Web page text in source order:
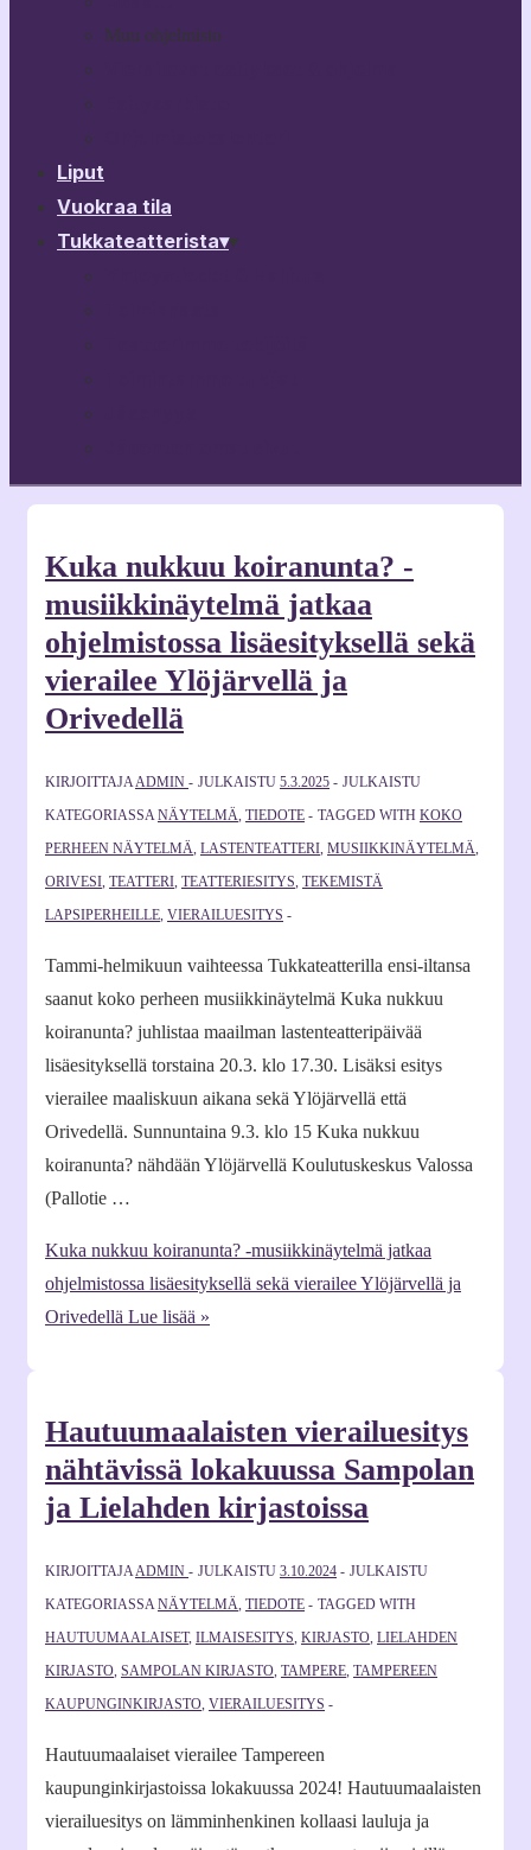
Muu ohjelmisto
Liput
Vuokraa tila
Tukkateatterista▾▾
Kuka nukkuu koiranunta? -
musiikkinäytelmä jatkaa
ohjelmistossa lisäesityksellä sekä
vierailee Ylöjärvellä ja
Orivedellä
KIRJOITTAJA ADMIN JULKAISTU 5.3.2025
JULKAISTU
KATEGORIASSA NÄYTELMÄ TIEDOTE TAGGED WITH KOKO
PERHEEN NÄYTELMÄ LASTENTEATTERI MUSIIKKINÄYTELMÄ
ORIVESI TEATTERI TEATTERIESITYS TEKEMISTÄ
LAPSIPERHEILLE VIERAILUESITYS
Tammi-helmikuun vaihteessa Tukkateatterilla ensi-iltansa
saanut koko perheen musiikkinäytelmä Kuka nukkuu
koiranunta? juhlistaa maailman lastenteatteripäivää
lisäesityksellä torstaina 20.3. klo 17.30. Lisäksi esitys
vierailee maaliskuun aikana sekä Ylöjärvellä että
Orivedellä. Sunnuntaina 9.3. klo 15 Kuka nukkuu
koiranunta? nähdään Ylöjärvellä Koulutuskeskus Valossa
(Pallotie …
Kuka nukkuu koiranunta? -musiikkinäytelmä jatkaa
ohjelmistossa lisäesityksellä sekä vierailee Ylöjärvellä ja
Orivedellä Lue lisää »
Hautuumaalaisten vierailuesitys
nähtävissä lokakuussa Sampolan
ja Lielahden kirjastoissa
KIRJOITTAJA ADMIN JULKAISTU 3.10.2024
JULKAISTU
KATEGORIASSA NÄYTELMÄ TIEDOTE
TAGGED WITH
HAUTUUMAALAISET, ILMAISESITYS KIRJASTO LIELAHDEN
KIRJASTO SAMPOLAN KIRJASTO TAMPERE TAMPEREEN
KAUPUNGINKIRJASTO VIERAILUESITYS
Hautuumaalaiset vierailee Tampereen
kaupunginkirjastoissa lokakuussa 2024! Hautuumaalaisten
vierailuesitys on lämminhenkinen kollaasi lauluja ja